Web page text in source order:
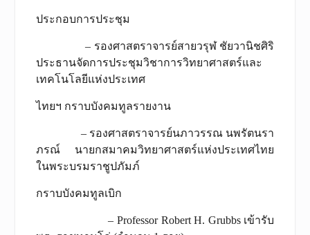
ประกอบการประชุม
– รองศาสตราจารย์สายวรุฬ ชัยวานิชศิริ
ประธานจัดการประชุมวิชาการวิทยาศาสตร์และ
เทคโนโลยีแห่งประเทศ
ไทยฯ กราบบังคมทูลรายงาน
– รองศาสตราจารย์นภาวรรณ นพรัตนรา
ภรณ์ นายกสมาคมวิทยาศาสตร์แห่งประเทศไทย
ในพระบรมราชูปภัมภ์
กราบบังคมทูลเบิก
– Professor Robert H. Grubbs เข้ารับ